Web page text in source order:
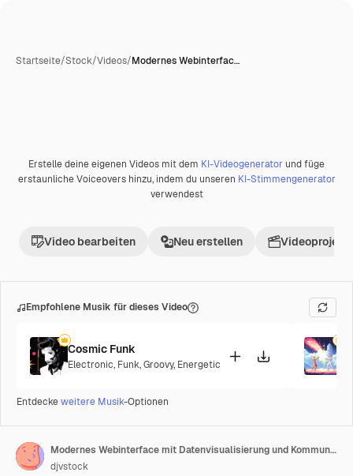
Startseite/Stock/Videos/Modernes Webinterfac…
Premium
Erstelle deine eigenen Videos mit dem KI-Videogenerator und füge
erstaunliche Voiceovers hinzu, indem du unseren KI-Stimmengenerator
verwendest
Video bearbeiten Neu erstellen Videoprojekt
Empfohlene Musik für dieses Video
Cosmic Funk
Electronic, Funk,Groovy, Energetic
Entdeckeweitere Musik-Optionen
Modernes Webinterface mit Datenvisualisierung und Kommunikationselementen
djvstock